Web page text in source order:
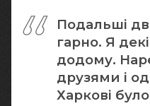
Подальші
гарно. Я
додому.
друзями і
Харкові